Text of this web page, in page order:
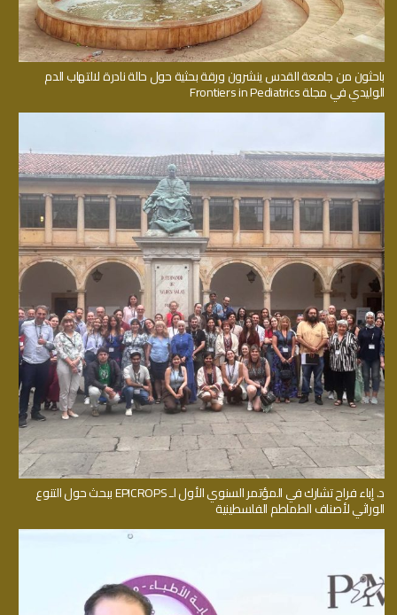
باحثون من جامعة القدس ينشرون ورقة بحثية حول حالة نادرة لالتهاب الدم
الوليدي في مجلة Frontiers in Pediatrics
د. إباء فراح تشارك في المؤتمر السنوي الأول لـ EPICROPS ببحث حول التنوع
الوراثي لأصناف الطماطم الفلسطينية